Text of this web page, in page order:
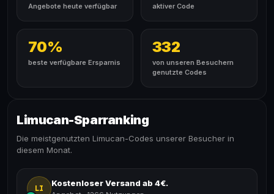
Angebote heute verfügbar aktiver Code
70%
beste verfügbare Ersparnis
332
von unseren Besuchern
genutzte Codes
Limucan-Sparranking
Die meistgenutzten Limucan-Codes unserer Besucher in
diesem Monat.
LI
Kostenloser Versand ab 4€.